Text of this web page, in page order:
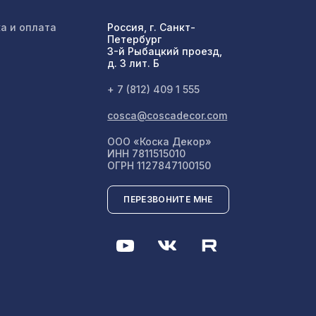
и оплата
Россия, г. Санкт-
Петербург
3-й Рыбацкий проезд,
д. 3 лит. Б
+ 7 (812) 409 1 555
cosca@coscadecor.com
ООО «Коска Декор»
ИНН 7811515010
ОГРН 1127847100150
ПЕРЕЗВОНИТЕ МНЕ